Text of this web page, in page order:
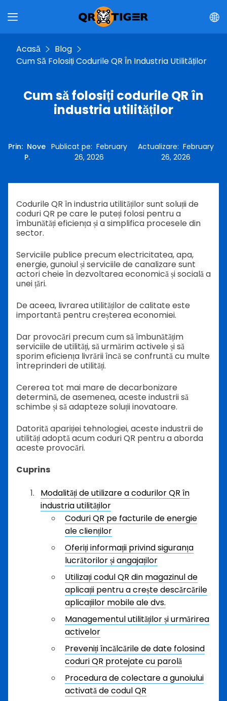
Acasă
Blog
Cum Să Folosiți Codurile QR În Industria Utilităților
Cum să folosiți codurile QR în
industria utilităților
Prin: Nove
P.
Publicat pe: February
26, 2026
Actualizare: February
26, 2026
Codurile QR în industria utilităților sunt soluții de
coduri QR pe care le puteți folosi pentru a
îmbunătăți eficiența și a simplifica procesele din
sector.
Serviciile publice precum electricitatea, apa,
energie, gunoiul și serviciile de canalizare sunt
actori cheie în dezvoltarea economică și socială a
unei țări.
De aceea, livrarea utilităților de calitate este
importantă pentru creșterea economiei.
Dar provocări precum cum să îmbunătățim
serviciile de utilități, să urmărim activele și să
sporim eficiența livrării încă se confruntă cu multe
întreprinderi de utilități.
Cererea tot mai mare de decarbonizare
determină, de asemenea, aceste industrii să
schimbe și să adapteze soluții inovatoare.
Datorită apariției tehnologiei, aceste industrii de
utilități adoptă acum coduri QR pentru a aborda
aceste provocări.
Cuprins
Modalități de utilizare a codurilor QR în
industria utilităților
Coduri QR pe facturile de energie
ale clienților
Oferiți informații privind siguranța
lucrătorilor și angajaților
Utilizați codul QR din magazinul de
aplicații pentru a crește descărcările
aplicațiilor mobile ale dvs.
Managementul utilităților și urmărirea
activelor
Preveniți încălcările de date folosind
coduri QR protejate cu parolă
Procedura de colectare a gunoiului
activată de codul QR